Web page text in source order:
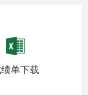
绩单下载